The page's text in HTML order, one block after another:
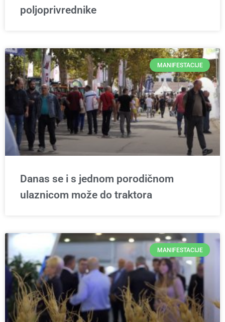
poljoprivrednike
MANIFESTACIJE
Danas se i s jednom porodičnom
ulaznicom može do traktora
MANIFESTACIJE